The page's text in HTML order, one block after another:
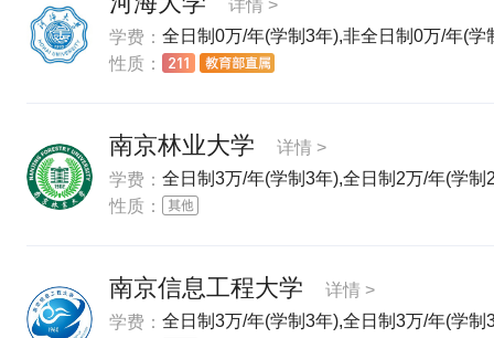
详情 >
学费： 全日制0万/年(学制3年),非全日制0万/年(
性质：
南京林业大学
详情 >
学费： 全日制3万/年(学制3年),全日制2万/年(学制
性质：
南京信息工程大学
详情 >
学费： 全日制3万/年(学制3年),全日制3万/年(学制